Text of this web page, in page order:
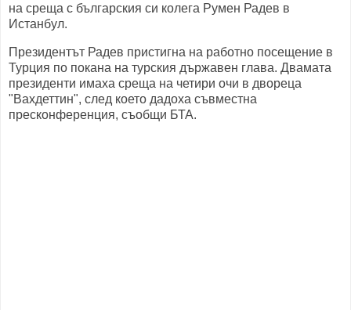
на среща с българския си колега Румен Радев в
Истанбул.
Президентът Радев пристигна на работно посещение в
Турция по покана на турския държавен глава. Двамата
президенти имаха среща на четири очи в двореца
"Вахдеттин", след което дадоха съвместна
пресконференция, съобщи БТА.